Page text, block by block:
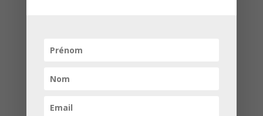
Dans le cadre de notre projet
l’enseignement supérieur »